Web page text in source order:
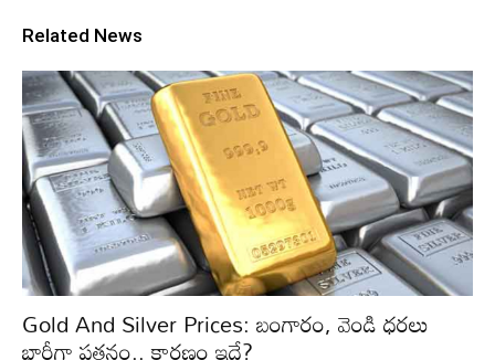
Related News
Gold And Silver Prices: బంగారం, వెండి ధరలు